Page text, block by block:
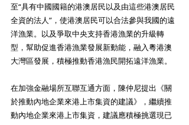
至“具有中國國籍的港澳居民以及由這些港澳居民
全資的法人”，使港澳居民可以合法參與我國的遠
洋漁業。以及爭取中央支持香港漁業的升級轉
型，幫助促進香港漁業發展新動能，融入粵港澳
大灣區發展，積極推動香港漁民開拓遠洋漁業。
在加強金融場所互聯互通方面，陳仲尼提出《關
於推動內地企業來港上市集資的建議》，繼續推
動內地企業來港上市集資，建議應積極挑選現已